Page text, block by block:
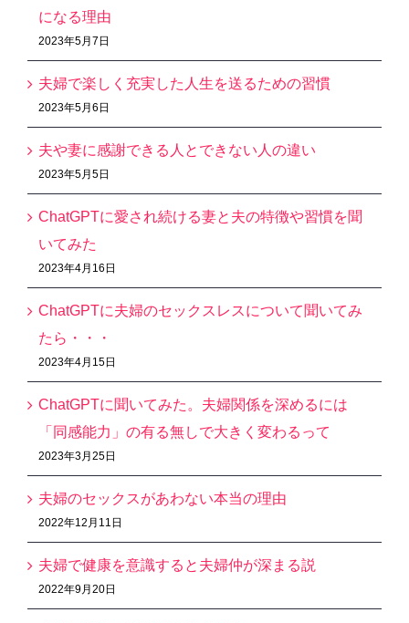
になる理由
2023年5月7日
夫婦で楽しく充実した人生を送るための習慣
2023年5月6日
夫や妻に感謝できる人とできない人の違い
2023年5月5日
ChatGPTに愛され続ける妻と夫の特徴や習慣を聞
いてみた
2023年4月16日
ChatGPTに夫婦のセックスレスについて聞いてみ
たら・・・
2023年4月15日
ChatGPTに聞いてみた。夫婦関係を深めるには
「同感能力」の有る無しで大きく変わるって
2023年3月25日
夫婦のセックスがあわない本当の理由
2022年12月11日
夫婦で健康を意識すると夫婦仲が深まる説
2022年9月20日